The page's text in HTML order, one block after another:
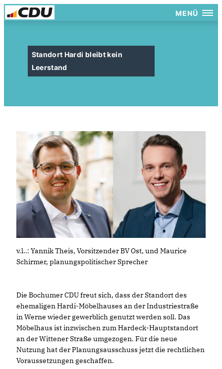
MENÜ
Standort Hardi bleibt kein
Leerstand
v.l..: Yannik Theis, Vorsitzender BV Ost, und Maurice
Schirmer, planungspolitischer Sprecher
Die Bochumer CDU freut sich, dass der Standort des
ehemaligen Hardi-Möbelhauses an der Industriestraße
in Werne wieder gewerblich genutzt werden soll. Das
Möbelhaus ist inzwischen zum Hardeck-Hauptstandort
an der Wittener Straße umgezogen. Für die neue
Nutzung hat der Planungsausschuss jetzt die rechtlichen
Voraussetzungen geschaffen.